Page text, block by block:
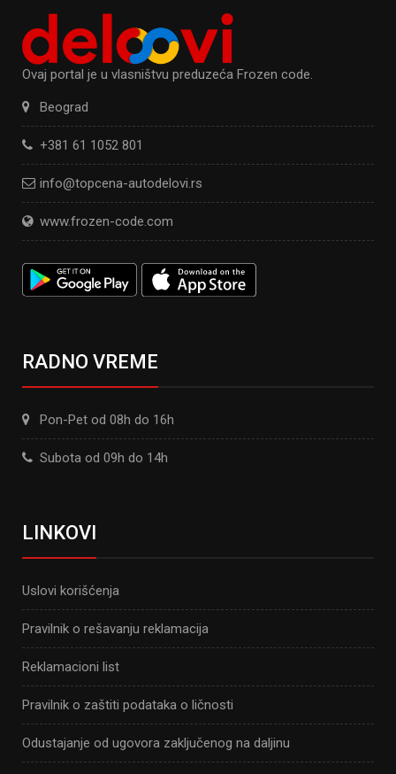
Ovaj portal je u vlasništvu preduzeća Frozen code.
Beograd
+381 61 1052 801
info@topcena-autodelovi.rs
www.frozen-code.com
RADNO VREME
Pon-Pet od 08h do 16h
Subota od 09h do 14h
LINKOVI
Uslovi korišćenja
Pravilnik o rešavanju reklamacija
Reklamacioni list
Pravilnik o zaštiti podataka o ličnosti
Odustajanje od ugovora zaključenog na daljinu